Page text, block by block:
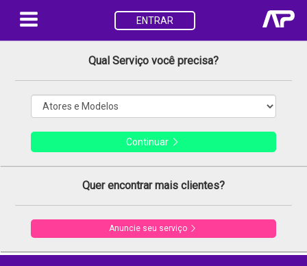
ENTRAR
Qual Serviço você precisa?
Continuar
Quer encontrar mais clientes?
Anuncie seu serviço